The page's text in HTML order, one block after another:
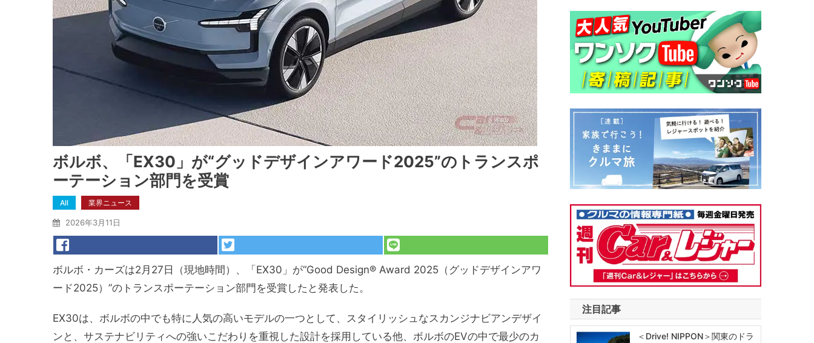
ボルボ、「EX30」が“グッドデザインアワード2025”のトランスポ
ーテーション部門を受賞
All 業界ニュース
2026年3月11日
ボルボ・カーズは2月27日（現地時間）、「EX30」が“Good Design® Award 2025（グッドデザインアワ
ード2025）”のトランスポーテーション部門を受賞したと発表した。
EX30は、ボルボの中でも特に人気の高いモデルの一つとして、スタイリッシュなスカンジナビアンデザイ
ンと、サステナビリティへの強いこだわりを重視した設計を採用している他、ボルボのEVの中で最少のカ
注目記事
＜Drive! NIPPON＞関東のドラ